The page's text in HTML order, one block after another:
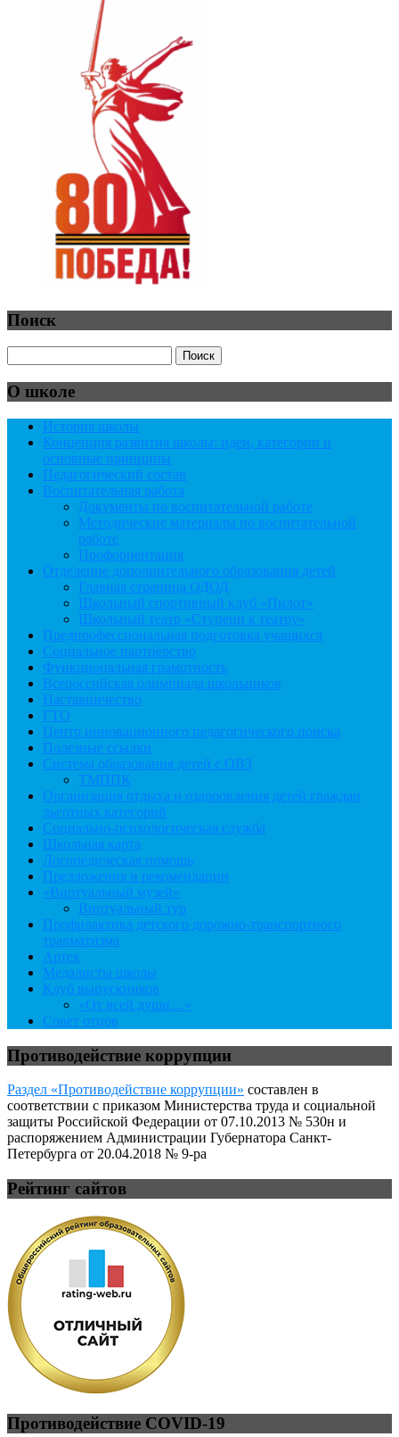
Поиск
О школе
История школы
Концепция развития школы: идеи, категории и
основные принципы
Педагогический состав
Воспитательная работа
Документы по воспитательной работе
Методические материалы по воспитательной
работе
Профориентация
Отделение дополнительного образования детей
Главная страница ОДОД
Школьный спортивный клуб «Пилот»
Школьный театр «Ступени к театру»
Предпрофессиональная подготовка учащихся
Социальное партнёрство
Функциональная грамотность
Всероссийская олимпиада школьников
Наставничество
ГТО
Центр инновационного педагогического поиска
Полезные ссылки
Система образования детей с ОВЗ
ТМППК
Организация отдыха и оздоровления детей граждан
льготных категорий
Социально-психологическая служба
Школьная карта
Логопедическая помощь
Предложения и рекомендации
«Виртуальный музей»
Виртуальный тур
Профилактика детского дорожно-транспортного
травматизма
Артек
Медалисты школы
Клуб выпускников
«От всей души…»
Совет отцов
Противодействие коррупции
Раздел «Противодействие коррупции» составлен в
соответствии с приказом Министерства труда и социальной
защиты Российской Федерации от 07.10.2013 № 530н и
распоряжением Администрации Губернатора Санкт-
Петербурга от 20.04.2018 № 9-ра
Рейтинг сайтов
Противодействие COVID-19